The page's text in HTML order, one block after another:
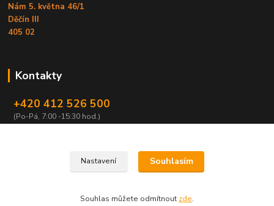
Nám 5. května 46/1
Děčín III
405 02
Kontakty
+420 412 526 500
(Po-Pá, 7:00 -15:30 hod.)
Nastavení Souhlasím
Souhlas můžete odmítnout zde.